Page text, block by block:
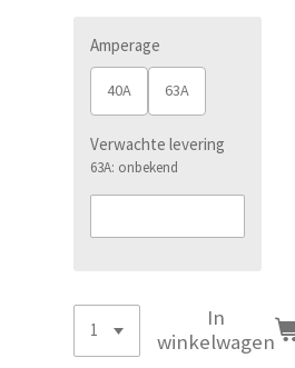
Amperage
40A 63A
Verwachte levering
63A: onbekend
In
winkelwagen